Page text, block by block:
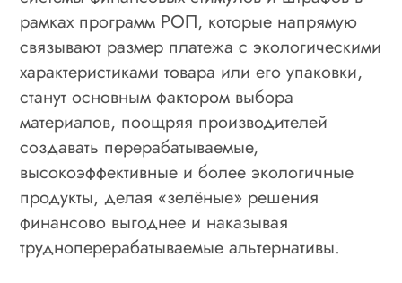
рамках программ РОП, которые напрямую
связывают размер платежа с экологическими
характеристиками товара или его упаковки,
станут основным фактором выбора
материалов, поощряя производителей
создавать перерабатываемые,
высокоэффективные и более экологичные
продукты, делая «зелёные» решения
финансово выгоднее и наказывая
трудноперерабатываемые альтернативы.